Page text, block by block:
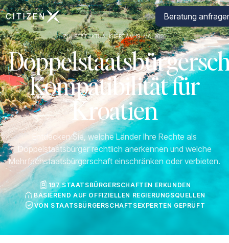
Zur Startseite von CitizenX Beratung
ZULETZT AKTUALISIERT AM 19. MAI 2026
Kompatibilität für
Kroatien
Entdecken Sie, welche Länder Ihre Rechte als
Doppelstaatsbürger rechtlich anerkennen und welche
Mehrfachstaatsbürgerschaft einschränken oder verbieten.
197 STAATSBÜRGERSCHAFTEN ERKUNDEN
BASIEREND AUF OFFIZIELLEN REGIERUNGSQUELLEN
VON STAATSBÜRGERSCHAFTSEXPERTEN GEPRÜFT